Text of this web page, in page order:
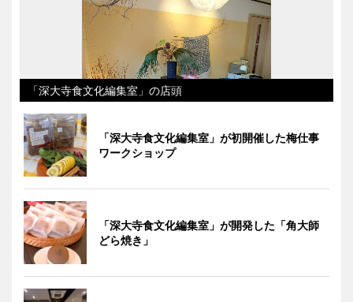
「深大寺食文化編集室」の店頭
「深大寺食文化編集室」が初開催した梅仕事
ワークショップ
「深大寺食文化編集室」が開発した「角大師
どら焼き」